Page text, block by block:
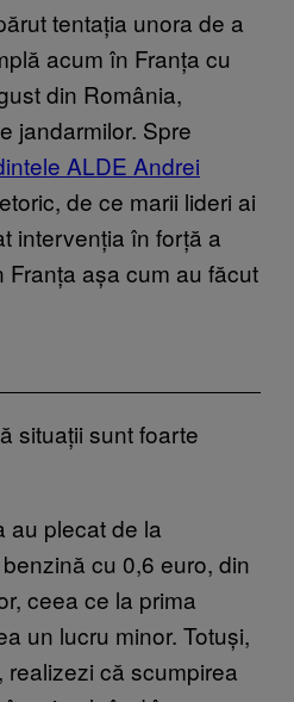
tentația unora de a
acum în Franța cu
din România,
jandarmilor. Spre
ALDE Andrei
de ce marii lideri ai
intervenția în forță a
Franța așa cum au făcut
situații sunt foarte
au plecat de la
cu 0,6 euro, din
ceea ce la prima
un lucru minor. Totuși,
că scumpirea